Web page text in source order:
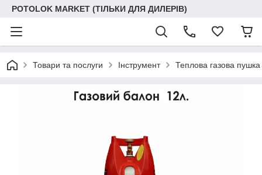
POTOLOK MARKET (ТІЛЬКИ ДЛЯ ДИЛЕРІВ)
Товари та послуги Інструмент Теплова газова пушка